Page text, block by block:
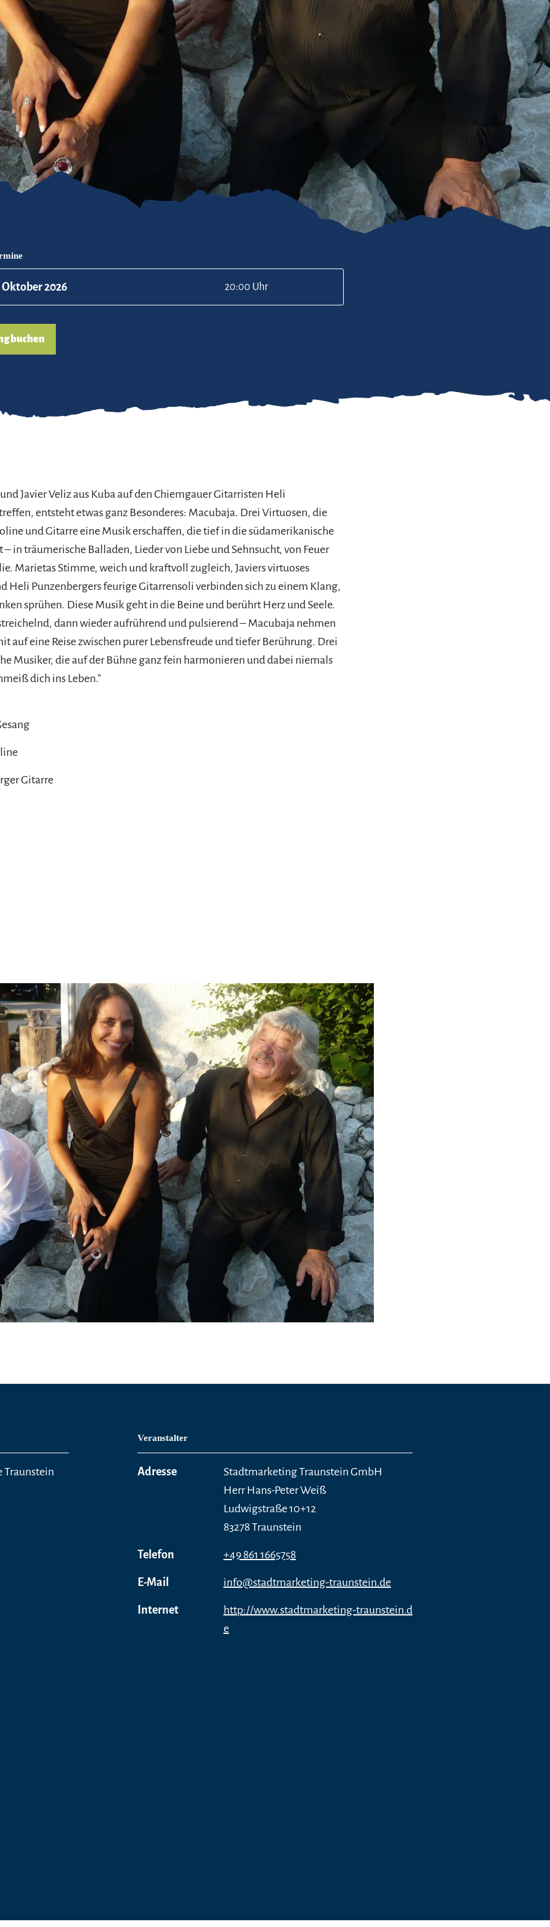
im
G'schichten
2026 20:00 Uhr
buchen
Javier Veliz aus Kuba auf den Chiemgauer Gitarristen Heli
entsteht etwas ganz Besonderes: Macubaja. Drei Virtuosen, die
und Gitarre eine Musik erschaffen, die tief in die südamerikanische
– in träumerische Balladen, Lieder von Liebe und Sehnsucht, von Feuer
Marietas Stimme, weich und kraftvoll zugleich, Javiers virtuoses
Heli Punzenbergers feurige Gitarrensoli verbinden sich zu einem Klang,
sprühen. Diese Musik geht in die Beine und berührt Herz und Seele.
dann wieder aufrührend und pulsierend – Macubaja nehmen
auf eine Reise zwischen purer Lebensfreude und tiefer Berührung. Drei
Musiker, die auf der Bühne ganz fein harmonieren und dabei niemals
dich ins Leben."
Gitarre
Veranstalter
Adresse
Stadtmarketing Traunstein GmbH
Herr Hans-Peter Weiß
Ludwigstraße 10+12
83278 Traunstein
Telefon +49 861 1665758
E-Mail info@stadtmarketing-traunstein.de
Internet
http://www.stadtmarketing-traunstein.d
e